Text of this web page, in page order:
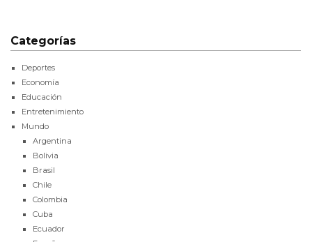
Categorías
Deportes
Economía
Educación
Entretenimiento
Mundo
Argentina
Bolivia
Brasil
Chile
Colombia
Cuba
Ecuador